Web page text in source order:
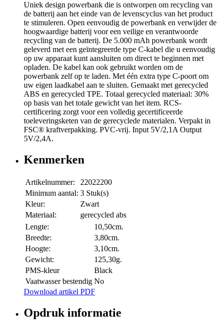
Uniek design powerbank die is ontworpen om recycling van
de batterij aan het einde van de levenscyclus van het product
te stimuleren. Open eenvoudig de powerbank en verwijder de
hoogwaardige batterij voor een veilige en verantwoorde
recycling van de batterij. De 5.000 mAh powerbank wordt
geleverd met een geïntegreerde type C-kabel die u eenvoudig
op uw apparaat kunt aansluiten om direct te beginnen met
opladen. De kabel kan ook gebruikt worden om de
powerbank zelf op te laden. Met één extra type C-poort om
uw eigen laadkabel aan te sluiten. Gemaakt met gerecycled
ABS en gerecycled TPE. Totaal gerecycled materiaal: 30%
op basis van het totale gewicht van het item. RCS-
certificering zorgt voor een volledig gecertificeerde
toeleveringsketen van de gerecyclede materialen. Verpakt in
FSC® kraftverpakking. PVC-vrij. Input 5V/2,1A Output
5V/2,4A.
Kenmerken
Artikelnummer:
22022200
Minimum aantal: 3 Stuk(s)
Kleur:
Zwart
Materiaal:
gerecycled abs
Lengte:
10,50cm.
Breedte:
3,80cm.
Hoogte:
3,10cm.
Gewicht:
125,30g.
PMS-kleur
Black
Vaatwasser bestendig No
Download artikel PDF
Opdruk informatie